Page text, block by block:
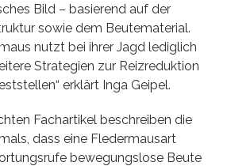
Bild – basierend auf der
sowie dem Beutematerial.
nutzt bei ihrer Jagd lediglich
Strategien zur Reizreduktion
erklärt Inga Geipel.
Fachartikel beschreiben die
dass eine Fledermausart
bewegungslose Beute